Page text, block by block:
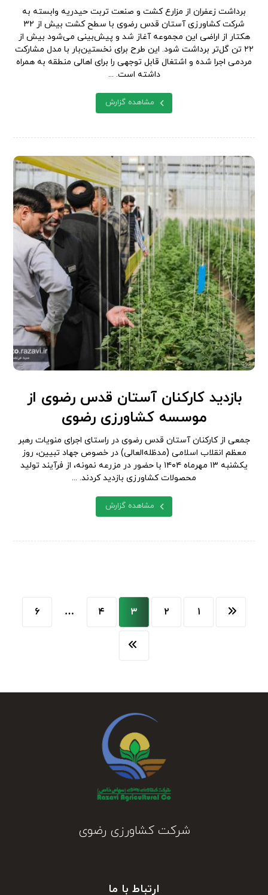
برداشت زعفران از مزارع کشت و صنعت تربت حیدریه وابسته به
شرکت کشاورزی آستان قدس رضوی با سطح کشت بیش از ۳۲
هکتار از اراضی این مجموعه آغاز شد و پیش‌بینی می‌شود بیش از
۲۲ تن گل‌تر برداشت شود. این طرح برای نخستین‌بار با مدل مشارکت
مردمی اجرا شده و اشتغال قابل توجهی را برای اهالی منطقه به همراه
داشته است. ...
مشاهده گزارش
بازدید کارکنان آستان قدس رضوی از
موسسه کشاورزی رضوی
جمعی از کارکنان آستان قدس رضوی در راستای اجرای منویات رهبر
معظم انقلاب اسلامی (مدظله‌العالی) در خصوص جهاد تبیین، روز
یکشنبه ۱۳ مهرماه ۱۴۰۴ با حضور در مزرعه نمونه، از فرآیند تولید
محصولات کشاورزی بازدید کردند. ...
مشاهده گزارش
۱ ۲ ۳ ۴ … ۶
شرکت کشاورزی رضوی
ارتباط با ما